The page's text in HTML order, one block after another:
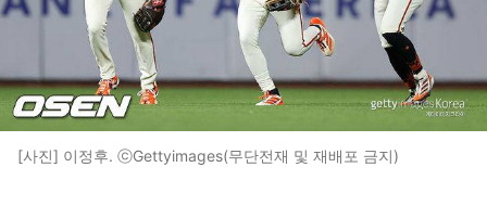
[사진] 이정후. ⓒGettyimages(무단전재 및 재배포 금지)